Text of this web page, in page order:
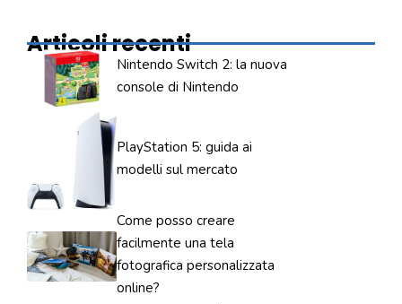
Articoli recenti
Nintendo Switch 2: la nuova
console di Nintendo
PlayStation 5: guida ai
modelli sul mercato
Come posso creare
facilmente una tela
fotografica personalizzata
online?